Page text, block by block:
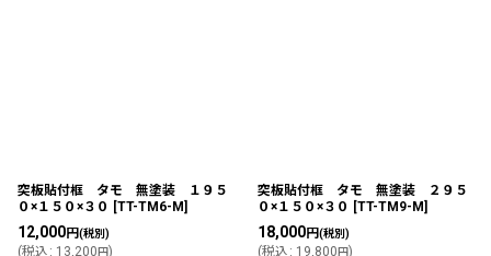
突板貼付框 タモ 無塗装 １９５
０×１５０×３０ [TT-TM6-M]
12,000円(税別)
(税込 : 13,200 円)
突板貼付框 タモ 無塗装 ２９５
０×１５０×３０ [TT-TM9-M]
18,000円(税別)
(税込 : 19,800 円)